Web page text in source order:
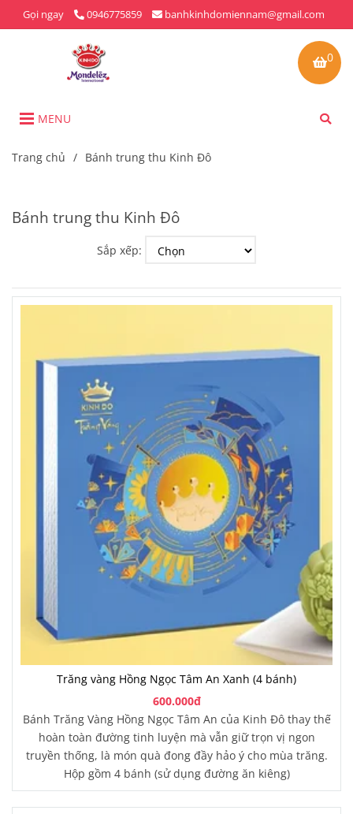
Gọi ngay 0946775859 banhkinhdomiennam@gmail.com
0
MENU
Trang chủ / Bánh trung thu Kinh Đô
Bánh trung thu Kinh Đô
Sắp xếp:
Trăng vàng Hồng Ngọc Tâm An Xanh (4 bánh)
600.000đ
Bánh Trăng Vàng Hồng Ngọc Tâm An của Kinh Đô thay thế
hoàn toàn đường tinh luyện mà vẫn giữ trọn vị ngon
truyền thống, là món quà đong đầy hảo ý cho mùa trăng.
Hộp gồm 4 bánh (sử dụng đường ăn kiêng)